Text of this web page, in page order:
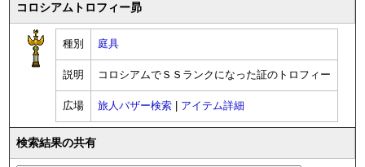
コロシアムトロフィー昴
種別 庭具
説明 コロシアムでＳＳランクになった証のトロフィー
広場 旅人バザー検索 アイテム詳細
検索結果の共有